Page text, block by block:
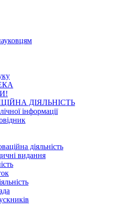
ДІЯЛЬНІСТЬ
інформації
діяльність
видання